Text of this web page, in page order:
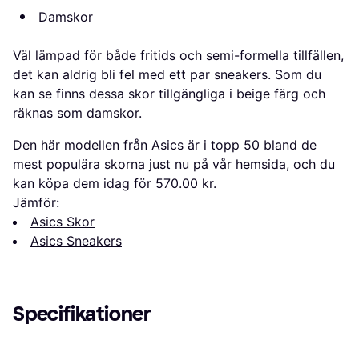
Damskor
Väl lämpad för både fritids och semi-formella tillfällen,
det kan aldrig bli fel med ett par sneakers. Som du
kan se finns dessa skor tillgängliga i beige färg och
räknas som damskor.
Den här modellen från Asics är i topp 50 bland de
mest populära skorna just nu på vår hemsida, och du
kan köpa dem idag för 570.00 kr.
Jämför:
Asics Skor
Asics Sneakers
Specifikationer